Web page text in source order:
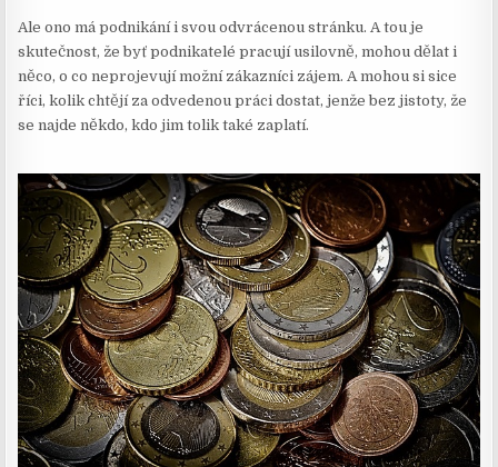
Ale ono má podnikání i svou odvrácenou stránku. A tou je
skutečnost, že byť podnikatelé pracují usilovně, mohou dělat i
něco, o co neprojevují možní zákazníci zájem. A mohou si sice
říci, kolik chtějí za odvedenou práci dostat, jenže bez jistoty, že
se najde někdo, kdo jim tolik také zaplatí.